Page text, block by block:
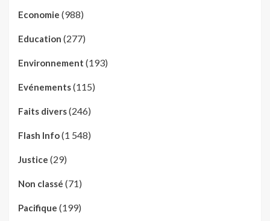
Economie (988)
Education (277)
Environnement (193)
Evénements(115)
Faits divers(246)
Flash Info(1 548)
Justice (29)
Non classé (71)
Pacifique (199)